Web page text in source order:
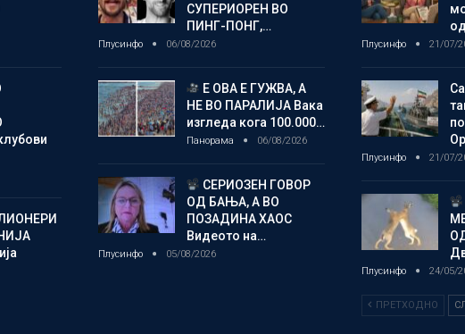
СУПЕРИОРЕН ВО
ПИНГ-ПОНГ,…
Плусинфо 06/08/2026
Е ОВА Е ГУЖВА, А
НЕ ВО ПАРАЛИЈА Вака
изгледа кога 100.000…
Панорама 06/08/2026
СЕРИОЗЕН ГОВОР
ОД БАЊА, А ВО
ПОЗАДИНА ХАОС
Видеото на…
Плусинфо 05/08/2026
Плусинфо 21/07/
Плусинфо 21/07/
Плусинфо 24/05/
ПРЕТХОДНО